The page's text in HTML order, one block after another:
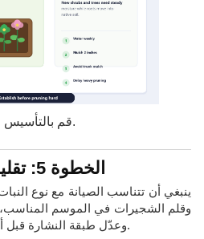
قم بالتأسيس قبل التقليم الشديد.
الخطوة 5: تقليم لتشكيل الشكل
ينبغي أن تتناسب الصيانة مع نوع النبات.
وقلم الشجيرات في الموسم المناسب،
وعدّل طبقة النشارة قبل أن تغزوها الأعشاب الضارة.